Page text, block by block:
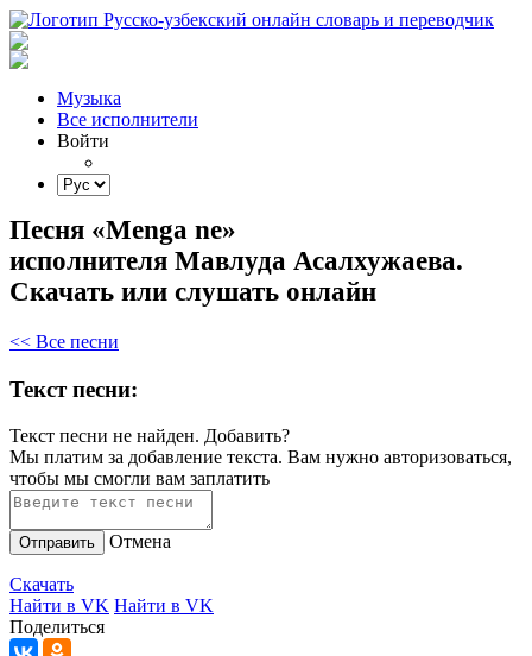
Музыка
Все исполнители
Войти
Песня «Menga ne»
исполнителя Мавлуда Асалхужаева.
Скачать или слушать онлайн
<< Все песни
Текст песни:
Текст песни не найден. Добавить?
Мы платим за добавление текста. Вам нужно авторизоваться,
чтобы мы смогли вам заплатить
Отправить Отмена
Скачать
Найти в VK Найти в VK
Поделиться